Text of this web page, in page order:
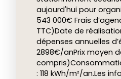
aujourd'hui pour
543 000€ Frais
TTC)Date de
dépenses annuelles
2898€/anPrix moyen
: 118 kWh/m²/an.Les